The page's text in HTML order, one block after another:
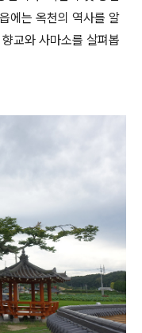
에는 옥천의 역사를 알
교와 사마소를 살펴봅